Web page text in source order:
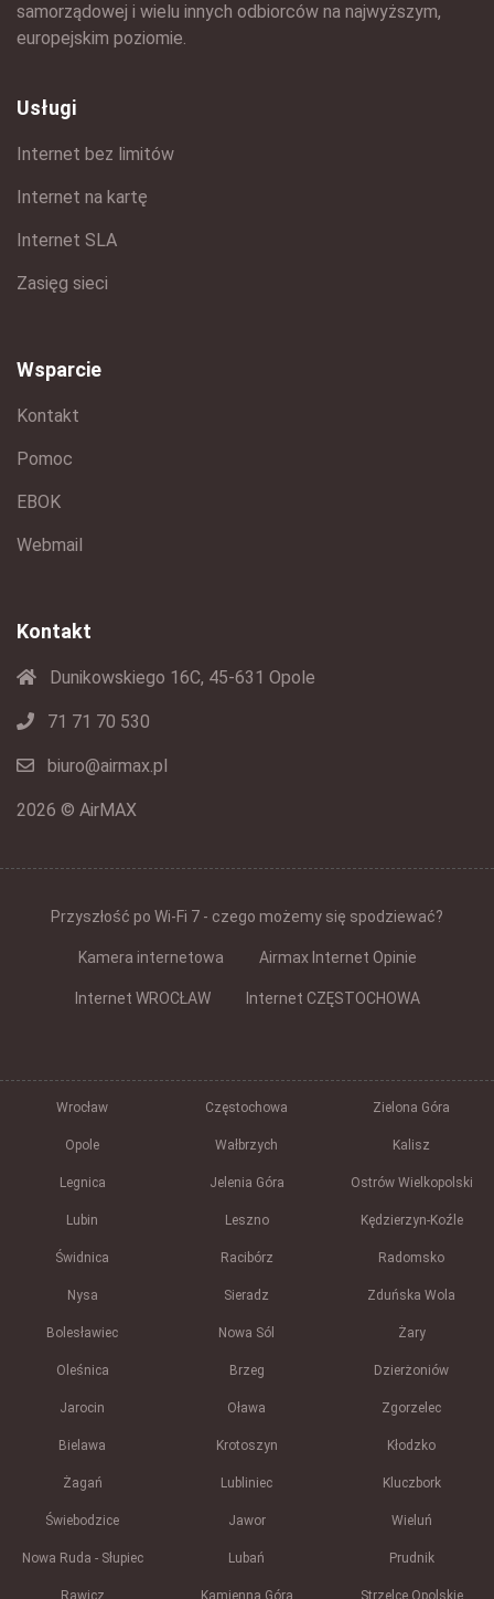
samorządowej i wielu innych odbiorców na najwyższym,
europejskim poziomie.
Usługi
Internet bez limitów
Internet na kartę
Internet SLA
Zasięg sieci
Wsparcie
Kontakt
Pomoc
EBOK
Webmail
Kontakt
Dunikowskiego 16C, 45-631 Opole
71 71 70 530
biuro@airmax.pl
2026 © AirMAX
Przyszłość po Wi-Fi 7 - czego możemy się spodziewać?
Kamera internetowa Airmax Internet Opinie
Internet WROCŁAW Internet CZĘSTOCHOWA
Wrocław Częstochowa Zielona Góra
Opole Wałbrzych Kalisz
Legnica Jelenia Góra Ostrów Wielkopolski
Lubin Leszno Kędzierzyn-Koźle
Świdnica Racibórz Radomsko
Nysa Sieradz Zduńska Wola
Bolesławiec Nowa Sól Żary
Oleśnica Brzeg Dzierżoniów
Jarocin Oława Zgorzelec
Bielawa Krotoszyn Kłodzko
Żagań Lubliniec Kluczbork
Świebodzice Jawor Wieluń
Nowa Ruda - Słupiec Lubań Prudnik